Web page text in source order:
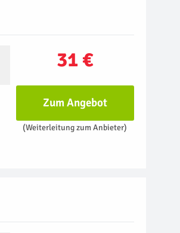
31 €
Zum Angebot
(Weiterleitung zum Anbieter)